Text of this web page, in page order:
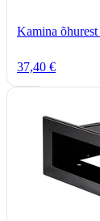
Kamina
37,40 €